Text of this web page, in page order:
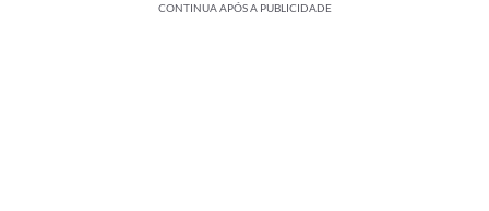
CONTINUA APÓS A PUBLICIDADE